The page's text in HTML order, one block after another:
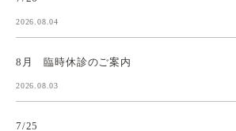
2026.08.04
8月 臨時休診のご案内
2026.08.03
7/25